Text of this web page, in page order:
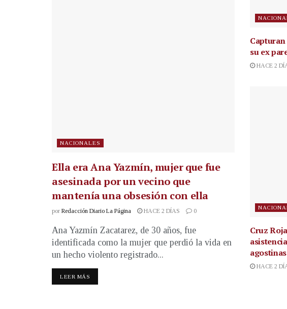
NACIONALES
Ella era Ana Yazmín, mujer que fue
asesinada por un vecino que
mantenía una obsesión con ella
por Redacción Diario La Página HACE 2 DÍAS 0
Ana Yazmín Zacatarez, de 30 años, fue
identificada como la mujer que perdió la vida en
un hecho violento registrado...
LEER MÁS
su ex
HACE 2
Cruz
agostinas
HACE 2